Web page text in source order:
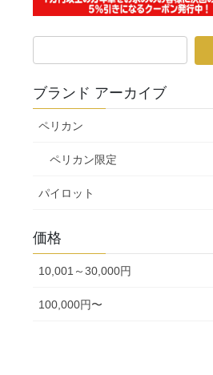
ブランド アーカイブ
ペリカン
ペリカン限定
パイロット
価格
10,001～30,000円
100,000円〜